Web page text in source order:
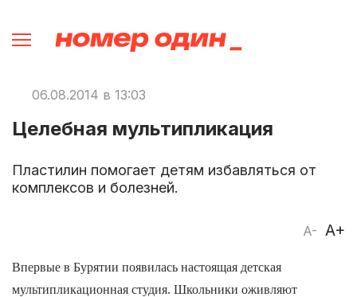
06.08.2014 в 13:03
Целебная мультипликация
Пластилин помогает детям избавляться от
комплексов и болезней.
A- A+
Впервые в Бурятии появилась настоящая детская
мультипликационная студия. Школьники оживляют